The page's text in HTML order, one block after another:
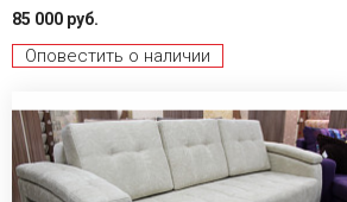
85 000 руб.
Оповестить о наличии